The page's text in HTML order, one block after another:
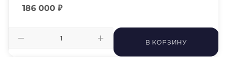
186 000 ₽
В КОРЗИНУ